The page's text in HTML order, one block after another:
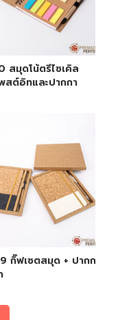
สมุดโน้ตรีไซเคิล
สต์อิทและปากกา
กิ๊ฟเซตสมุด + ปากกา